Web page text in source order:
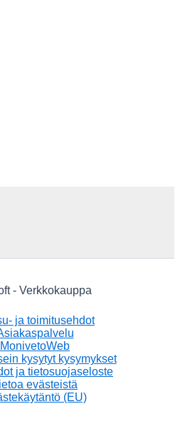
- Verkkokauppa
ja toimitusehdot
MonivetoWeb
kysytyt kysymykset
ja tietosuojaseloste
evästeistä
(EU)